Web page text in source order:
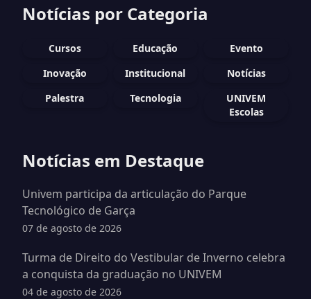
Notícias por Categoria
Cursos Educação
Evento
Inovação
Institucional
Notícias
Palestra
Tecnologia
UNIVEM
Escolas
Notícias em Destaque
Univem participa da articulação do Parque
Tecnológico de Garça
07 de agosto de 2026
Turma de Direito do Vestibular de Inverno celebra
a conquista da graduação no UNIVEM
04 de agosto de 2026